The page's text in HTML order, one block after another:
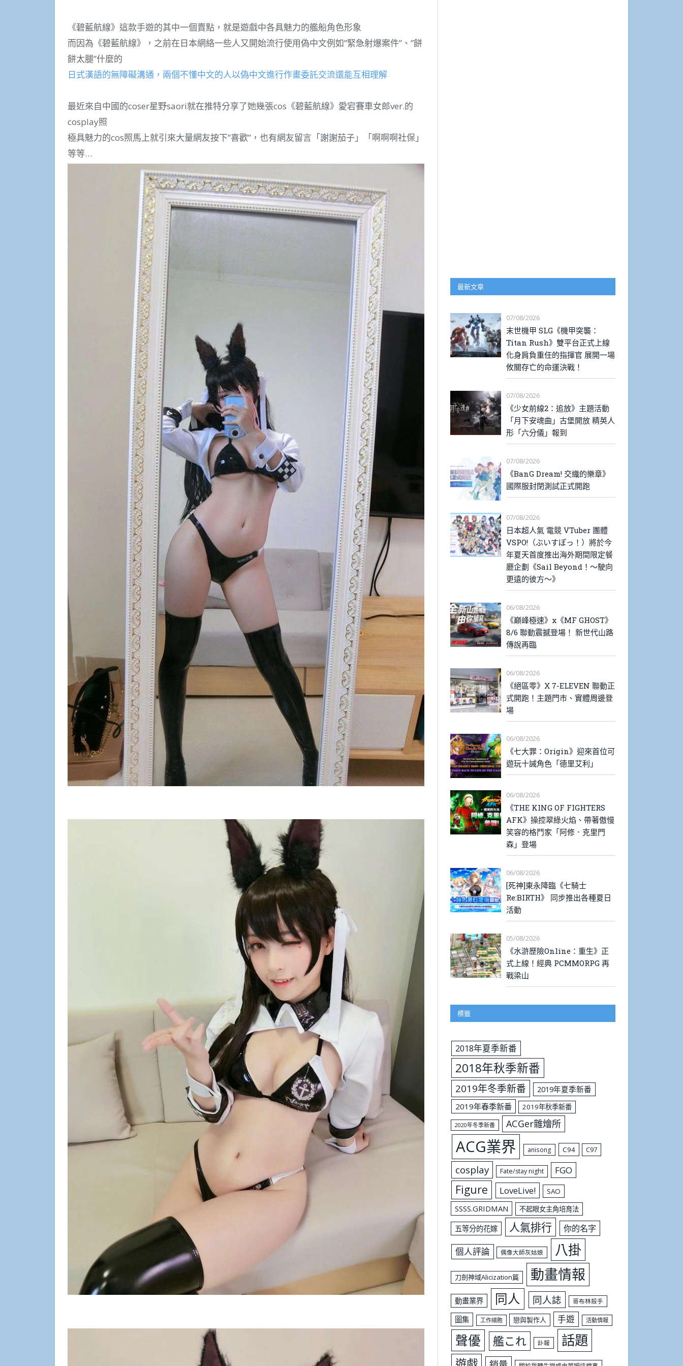
《碧藍航線》這款手遊的其中一個賣點，就是遊戲中各具魅力的艦船角色形象
而因為《碧藍航線》，之前在日本網絡一些人又開始流行使用偽中文例如”緊急射爆案件”、”餅
餅太腿”什麼的
日式漢語的無障礙溝通，兩個不懂中文的人以偽中文進行作畫委託交流還能互相理解
最近來自中國的coser星野saori就在推特分享了她幾張cos《碧藍航線》愛宕賽車女郎ver.的
cosplay照
極具魅力的cos照馬上就引來大量網友按下”喜歡”，也有網友留言「謝謝茄子」「啊啊啊社保」
等等…
最新文章
07/08/2026
末世機甲 SLG《機甲突襲：
Titan Rush》雙平台正式上線
化身肩負重任的指揮官 展開一場
攸關存亡的命運決戰！
07/08/2026
《少女前線2：追放》主題活動
「月下安魂曲」古堡開放 精英人
形「六分儀」報到
07/08/2026
《BanG Dream! 交織的樂章》
國際服封閉測試正式開跑
07/08/2026
日本超人氣 電競 VTuber 團體
VSPO!（ぶいすぽっ！）將於今
年夏天首度推出海外期間限定餐
廳企劃《Sail Beyond！～駛向
更遠的彼方～》
06/08/2026
《巔峰極速》x《MF GHOST》
8/6 聯動震撼登場！ 新世代山路
傳說再臨
06/08/2026
《絕區零》X 7-ELEVEN 聯動正
式開跑！主題門市、實體周邊登
場
06/08/2026
《七大罪：Origin》迎來首位可
遊玩十誡角色「德里艾利」
06/08/2026
《THE KING OF FIGHTERS
AFK》操控翠綠火焰、帶著傲慢
笑容的格鬥家「阿修．克里門
森」登場
06/08/2026
[死神]東永降臨《七騎士
Re:BIRTH》 同步推出各種夏日
活動
05/08/2026
《水滸歷險Online：重生》正
式上線！經典 PCMMORPG 再
戰梁山
標籤
2018年夏季新番
2018年秋季新番
2019年冬季新番
2019年夏季新番
2019年春季新番
2019年秋季新番
2020年冬季新番 ACGer雜燴所
ACG業界 anisong C94 C97
cosplay Fate/stay night FGO
Figure LoveLive! SAO
SSSS.GRIDMAN 不起眼女主角培育法
五等分的花嫁 人氣排行 你的名字
個人評論 偶像大師灰姑娘 八掛
刀劍神域Alicization篇 動畫情報
動畫業界 同人 同人誌 哥布林殺手
圖集 工作細胞 戀與製作人 手遊 活動情報
聲優 艦これ 訃報 話題